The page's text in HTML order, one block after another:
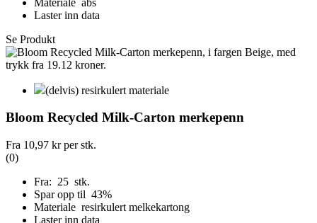
Laster inn data
Se Produkt
(delvis) resirkulert materiale
Bloom Recycled Milk-Carton merkepenn
Fra 10,97 krper stk.
(0)
Fra: 25 stk.
Spar opp til 43%
Materiale resirkulert melkekartong
Laster inn data